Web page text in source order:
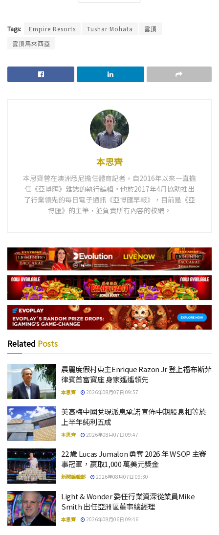
Tags: Empire Resorts Tushar Mohata
雲頂
雲頂馬來西亞
本思齊
本思齊曾在澳洲悉尼擔任體育記者，自2016年以來一直擔
任《亞博匯》雜誌的執行編輯。他於2017年4月協助推出
了行業領先的每日電子通訊《亞博匯早報》，目前是《亞
博匯》的主筆，並負責所有內容的校編。
Related Posts
晨麗度假村東主Enrique Razon Jr 登上福布斯菲
律賓首富寶座 身家遙遙領先
本思齊 2026年08月07日 09:57
美高梅中國兌現派息承諾 宣佈中期股息相等於
上半年純利五成
本思齊 2026年08月07日 09:47
22 歲 Lucas Jumalon 勇奪 2026 年 WSOP 主賽
事冠軍，贏取1,000 萬美元獎金
新聞編輯部 2026年08月07日 09:30
Light & Wonder 委任行業資深從業員Mike
Smith 出任亞洲區董事總經理
本思齊 2026年08月06日 09:46